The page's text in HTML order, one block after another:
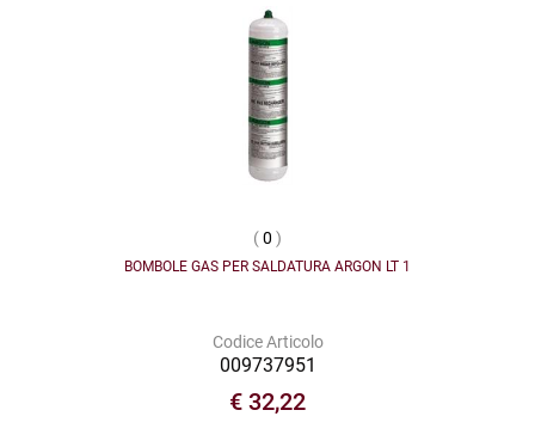
(0 )
BOMBOLE GAS PER SALDATURA ARGON LT 1
Codice Articolo
009737951
€ 32,22